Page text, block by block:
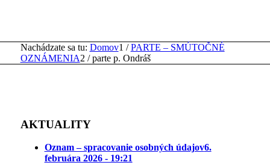
Nachádzate sa tu: Domov1 / PARTE – SMÚTOČNÉ
OZNÁMENIA2 / parte p. Ondráš
AKTUALITY
Oznam – spracovanie osobných údajov6.
februára 2026 - 19:21